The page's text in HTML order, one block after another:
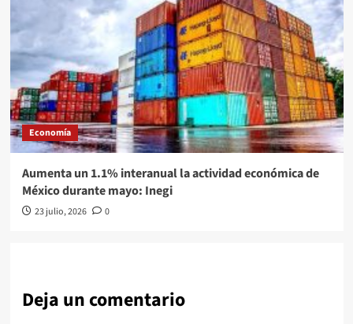
Economía
Aumenta un 1.1% interanual la actividad económica de
México durante mayo: Inegi
23 julio, 2026 0
Deja un comentario